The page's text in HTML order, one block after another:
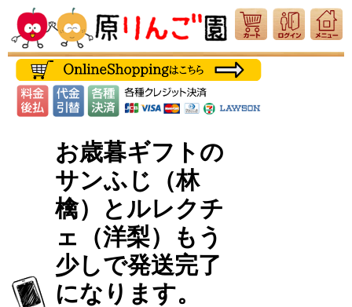
お歳暮ギフトの
サンふじ（林
檎）とルレクチ
ェ（洋梨）もう
少しで発送完了
になります。